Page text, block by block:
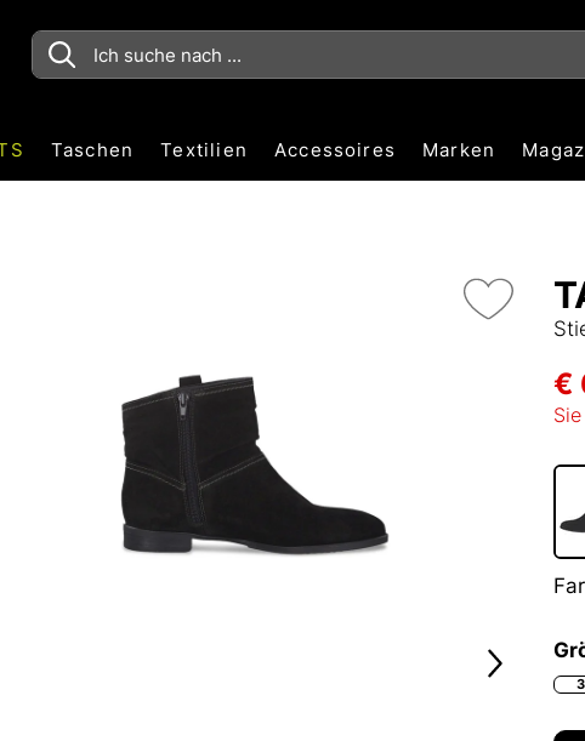
Taschen Textilien Accessoires Marken
€